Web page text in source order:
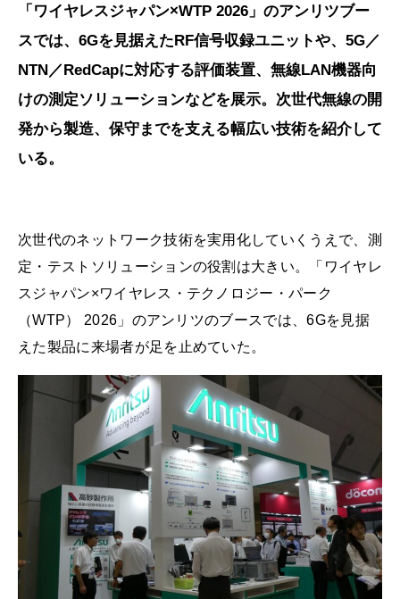
「ワイヤレスジャパン×WTP 2026」のアンリツブー
スでは、6Gを見据えたRF信号収録ユニットや、5G／
NTN／RedCapに対応する評価装置、無線LAN機器向
けの測定ソリューションなどを展示。次世代無線の開
発から製造、保守までを支える幅広い技術を紹介して
いる。
次世代のネットワーク技術を実用化していくうえで、測
定・テストソリューションの役割は大きい。「ワイヤレ
スジャパン×ワイヤレス・テクノロジー・パーク
（WTP） 2026」のアンリツのブースでは、6Gを見据
えた製品に来場者が足を止めていた。